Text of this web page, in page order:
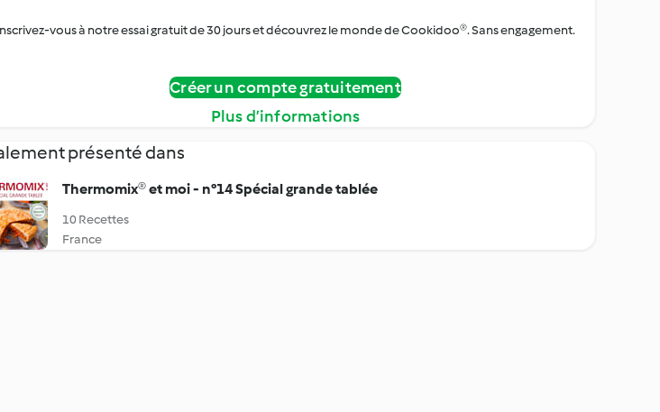
vous à notre essai gratuit de 30 jours et découvrez le monde de Cookidoo®. Sans engagement.
Créer un compte gratuitement
Plus d’informations
présenté dans
Thermomix® et moi - n°14 Spécial grande tablée
10 Recettes
France